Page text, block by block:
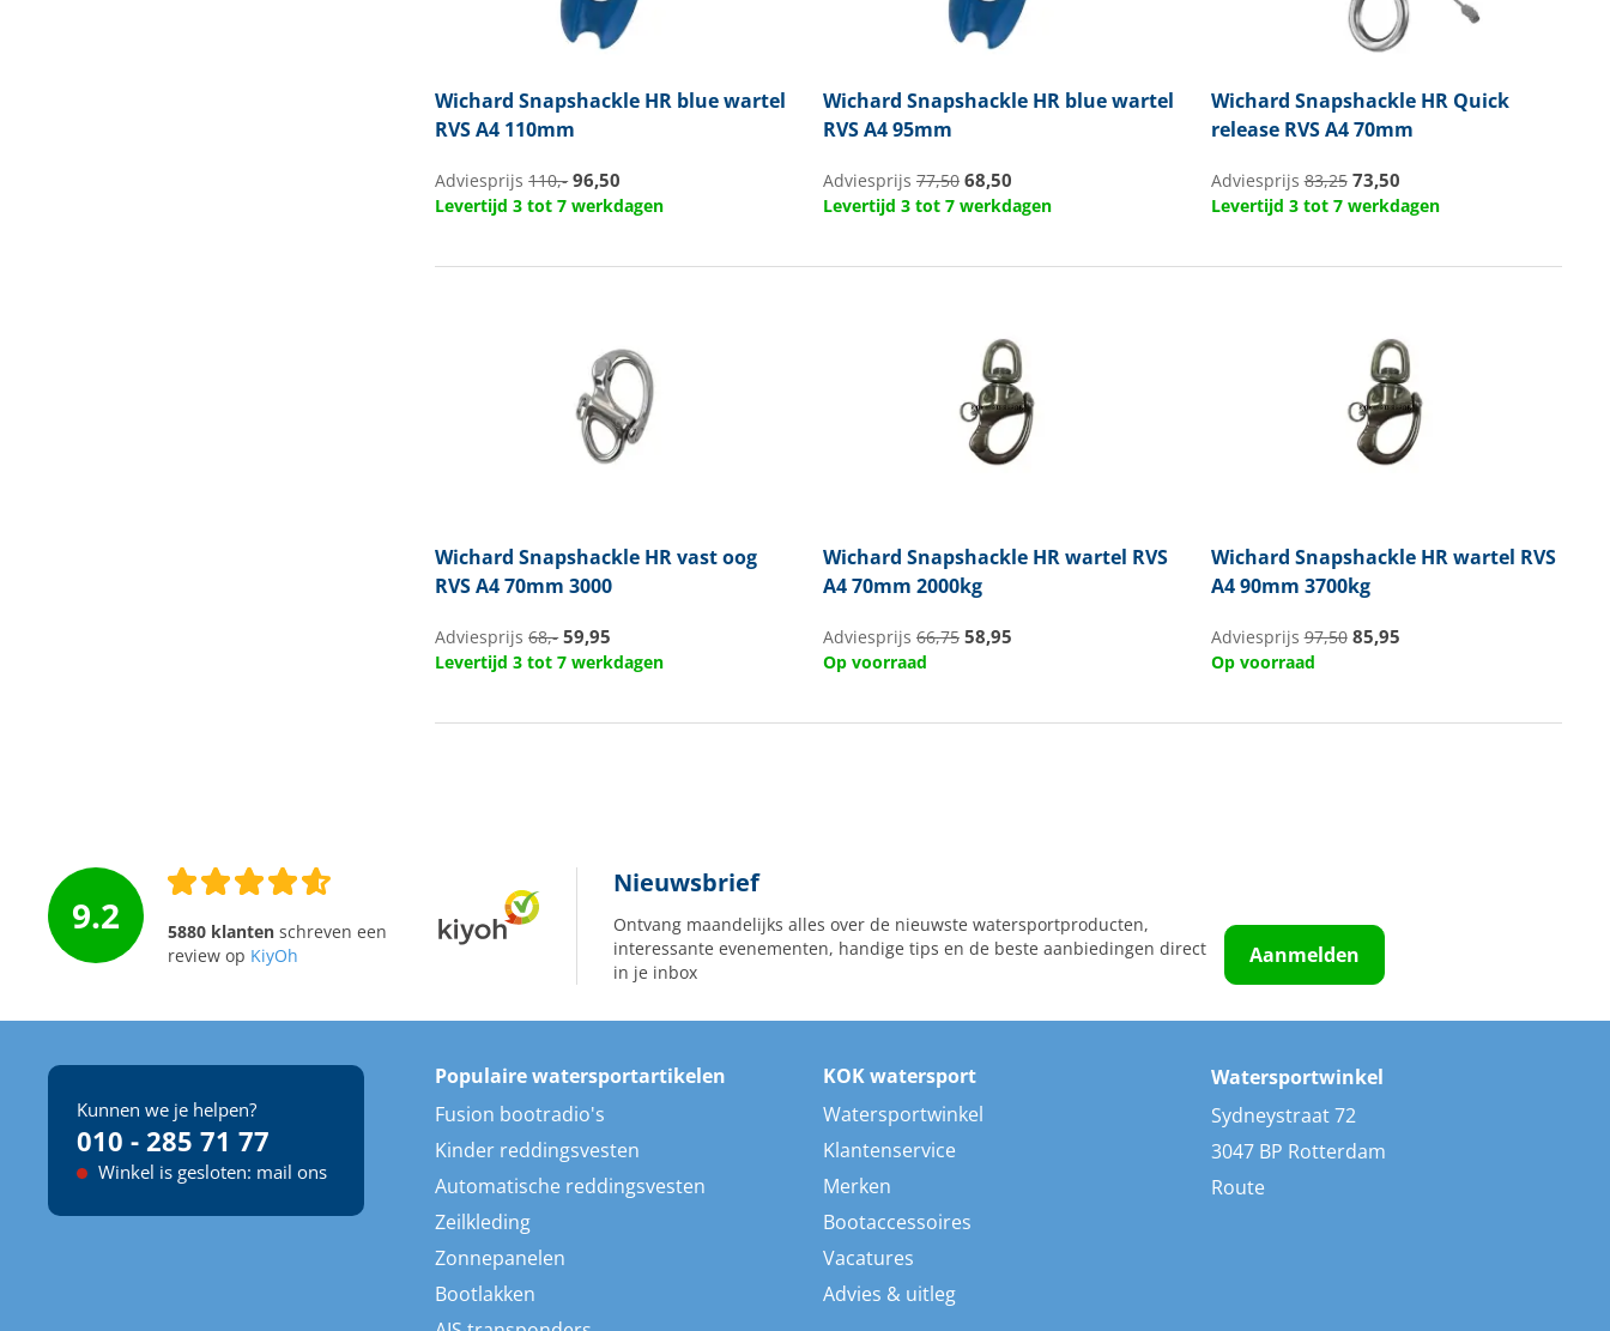
Wichard Snapshackle HR blue wartel
RVS A4 110mm
Adviesprijs110,- 96,50
Levertijd 3 tot 7 werkdagen
Wichard Snapshackle HR blue wartel
RVS A4 95mm
Adviesprijs 77,50 68,50
Levertijd 3 tot 7 werkdagen
Wichard Snapshackle HR Quick
release RVS A4 70mm
Adviesprijs83,25 73,50
Levertijd 3 tot 7 werkdagen
Wichard Snapshackle HR vast oog
RVS A4 70mm 3000
Adviesprijs68,- 59,95
Levertijd 3 tot 7 werkdagen
Wichard Snapshackle HR wartel RVS
A4 70mm 2000kg
Adviesprijs 66,75 58,95
Op voorraad
Wichard Snapshackle HR wartel RVS
A4 90mm 3700kg
Adviesprijs97,50 85,95
Op voorraad
9.2 5880 klantenschreven een
review op KiyOh
Nieuwsbrief
Ontvang maandelijks alles over de nieuwste watersportproducten,
interessante evenementen, handige tips en de beste aanbiedingen direct
in je inbox
Aanmelden
Kunnen we je helpen?
010 - 285 71 77
Winkel is gesloten: mail ons
Populaire watersportartikelen
Fusion bootradio's
Kinder reddingsvesten
Automatische reddingsvesten
Zeilkleding
Zonnepanelen
Bootlakken
KOK watersport
Watersportwinkel
Klantenservice
Merken
Bootaccessoires
Vacatures
Advies & uitleg
Watersportwinkel
Sydneystraat 72
3047 BP Rotterdam
Route